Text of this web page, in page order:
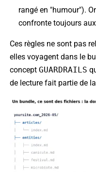
rangé en "humour").
confronte toujours
Ces règles ne sont pas
elles voyagent dans le
concept GUARDRAILS
de lecture fait partie de